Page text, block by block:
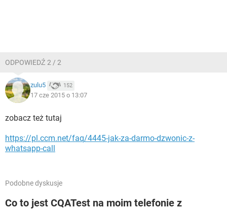
ODPOWIEDŹ 2 / 2
zulu5 152
17 cze 2015 o 13:07
zobacz też tutaj
https://pl.ccm.net/faq/4445-jak-za-darmo-dzwonic-z-
whatsapp-call
Podobne dyskusje
Co to jest CQATest na moim telefonie z